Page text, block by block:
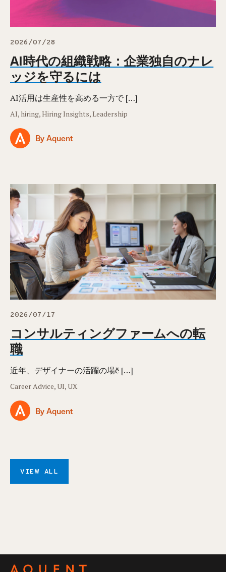
2026/07/28
AI時代の組織戦略：企業独自のナレ
ッジを守るには
AI活用は生産性を高める一方で […]
AI, hiring, Hiring Insights, Leadership
By Aquent
2026/07/17
コンサルティングファームへの転
職
近年、デザイナーの活躍の場ӗ […]
Career Advice, UI, UX
By Aquent
VIEW ALL